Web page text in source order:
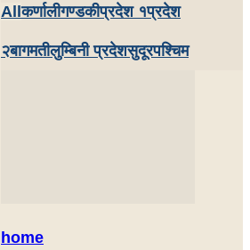
Allकर्णालीगण्डकीप्रदेश १प्रदेश
२बागमतीलुम्बिनी प्रदेशसुदूरपश्चिम
home